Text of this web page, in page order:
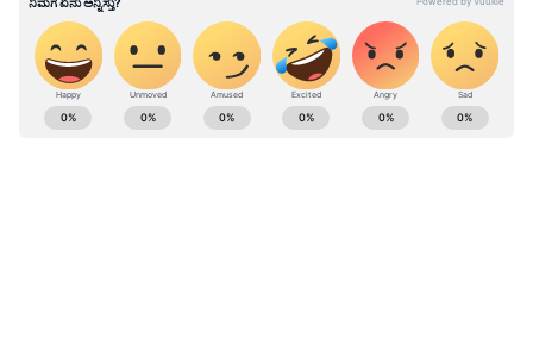
ಕನ್ನಡ ಸಿನಿಮಾ (Kannada Cinema News ), ಟಿವಿ